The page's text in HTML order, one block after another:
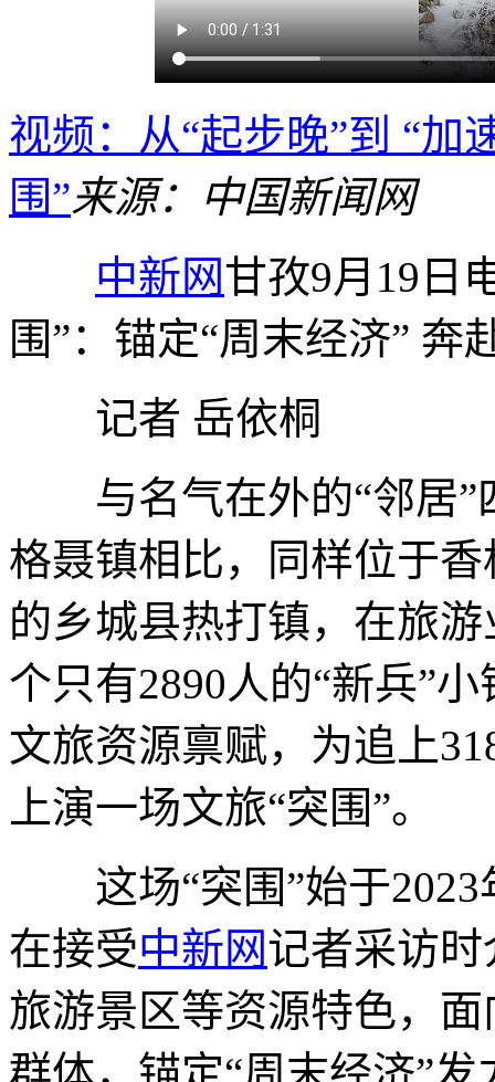
视频：从“起步晚”到 “加
围”来源：中国新闻网
中新网甘孜9月19日
围”：锚定“周末经济” 奔
记者 岳依桐
与名气在外的“邻居”
格聂镇相比，同样位于
的乡城县热打镇，在旅
个只有2890人的“新兵”
文旅资源禀赋，为追上
上演一场文旅“突围”。
这场“突围”始于2023
在接受中新网记者采访
旅游景区等资源特色，